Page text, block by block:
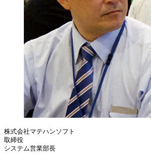
株式会社マテハンソフト
取締役
システム営業部長